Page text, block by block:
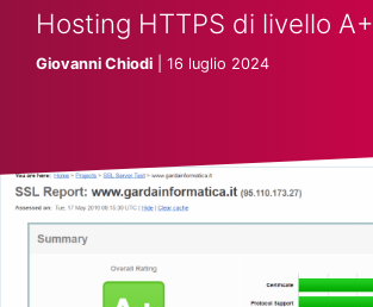
Hosting HTTPS di livello A+
Giovanni Chiodi | 16 luglio 2024